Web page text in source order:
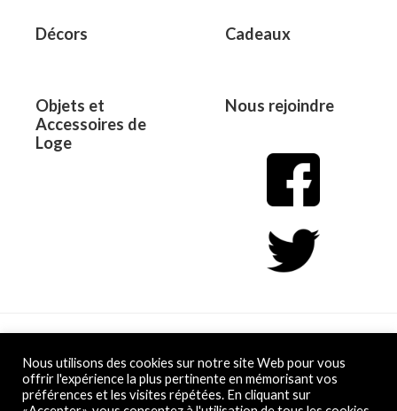
Décors Cadeaux
Objets et
Accessoires de
Loge
Nous rejoindre
Copyright © 2026 L&D
Powered by L&D
Nous utilisons des cookies sur notre site Web pour vous
offrir l'expérience la plus pertinente en mémorisant vos
préférences et les visites répétées. En cliquant sur